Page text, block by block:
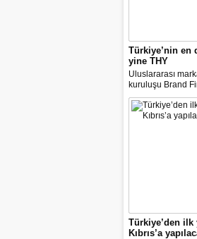
Türkiye’nin en
yine THY
Uluslararası
kuruluşu Brand
araştırmasına
milyar dolara
bu yıl da
Türkiye’den ilk
Kıbrıs’a